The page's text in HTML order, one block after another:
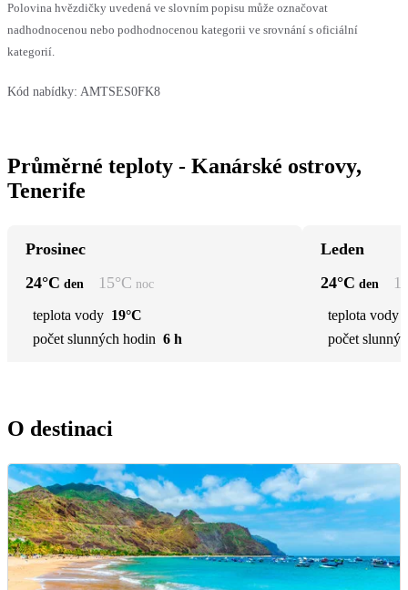
Polovina hvězdičky uvedená ve slovním popisu může označovat
nadhodnocenou nebo podhodnocenou kategorii ve srovnání s oficiální
kategorií.
Kód nabídky: AMTSES0FK8
Průměrné teploty - Kanárské ostrovy,
Tenerife
Prosinec
24°C den 15°C noc
teplota vody 19°C
počet slunných hodin 6 h
Leden
24°C den
teplota vody
počet
O destinaci